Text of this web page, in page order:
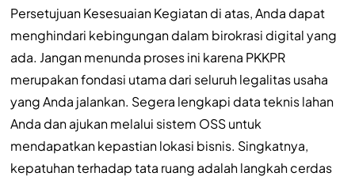
Persetujuan Kesesuaian Kegiatan di atas, Anda dapat
menghindari kebingungan dalam birokrasi digital yang
ada. Jangan menunda proses ini karena PKKPR
merupakan fondasi utama dari seluruh legalitas usaha
yang Anda jalankan. Segera lengkapi data teknis lahan
Anda dan ajukan melalui sistem OSS untuk
mendapatkan kepastian lokasi bisnis. Singkatnya,
kepatuhan terhadap tata ruang adalah langkah cerdas